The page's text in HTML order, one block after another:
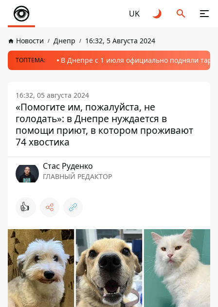
UK
Новости Днепр 16:32, 5 Августа 2024
ТОПТЕМА: В Днепре с 1 июля официально подняли
16:32, 05 августа 2024
«Помогите им, пожалуйста, не
голодать»: в Днепре нуждается в
помощи приют, в котором проживают
74 хвостика
Стаc Руденко
ГЛАВНЫЙ РЕДАКТОР
👍